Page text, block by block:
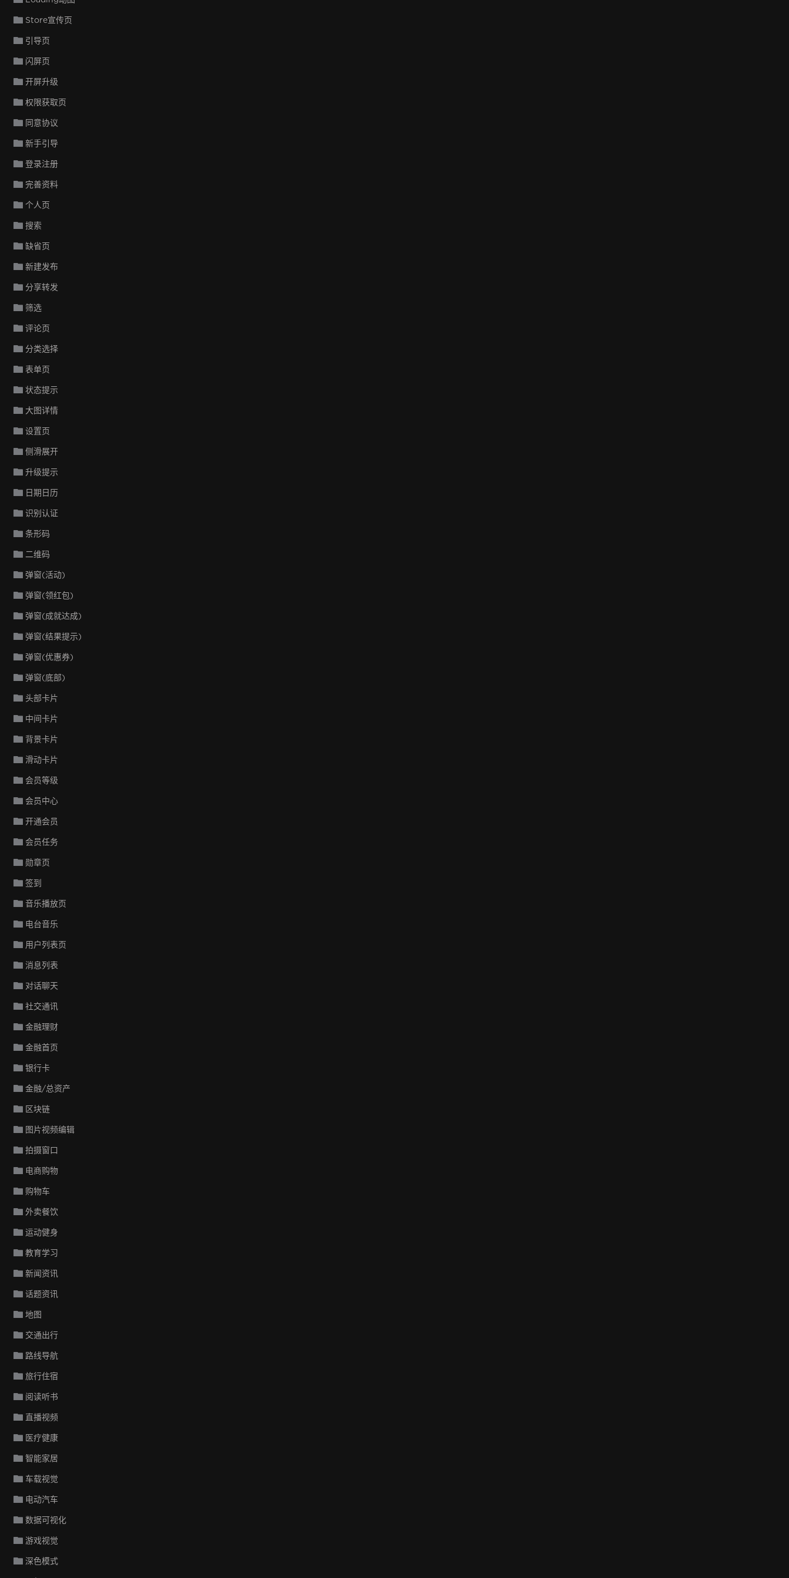
Store宣传页
引导页
闪屏页
开屏升级
权限获取页
同意协议
新手引导
登录注册
完善资料
个人页
搜索
缺省页
新建发布
分享转发
筛选
评论页
分类选择
表单页
状态提示
大图详情
设置页
侧滑展开
升级提示
日期日历
识别认证
条形码
二维码
弹窗(活动)
弹窗(领红包)
弹窗(成就达成)
弹窗(结果提示)
弹窗(优惠券)
弹窗(底部)
头部卡片
中间卡片
背景卡片
滑动卡片
会员等级
会员中心
开通会员
会员任务
勋章页
签到
音乐播放页
电台音乐
用户列表页
消息列表
对话聊天
社交通讯
金融理财
金融首页
银行卡
金融/总资产
区块链
图片视频编辑
拍摄窗口
电商购物
购物车
外卖餐饮
运动健身
教育学习
新闻资讯
话题资讯
地图
交通出行
路线导航
旅行住宿
阅读听书
直播视频
医疗健康
智能家居
车载视觉
电动汽车
数据可视化
游戏视觉
深色模式